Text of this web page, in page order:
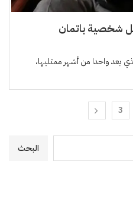
شخصية باتمان
يعد واحدا من أشهر ممثليها،
3
البحث